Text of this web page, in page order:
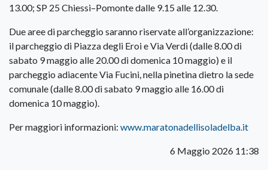
13.00; SP 25 Chiessi–Pomonte dalle 9.15 alle 12.30.
Due aree di parcheggio saranno riservate all’organizzazione:
il parcheggio di Piazza degli Eroi e Via Verdi (dalle 8.00 di
sabato 9 maggio alle 20.00 di domenica 10 maggio) e il
parcheggio adiacente Via Fucini, nella pinetina dietro la sede
comunale (dalle 8.00 di sabato 9 maggio alle 16.00 di
domenica 10 maggio).
Per maggiori informazioni: www.maratonadellisoladelba.it
6 Maggio 2026 11:38